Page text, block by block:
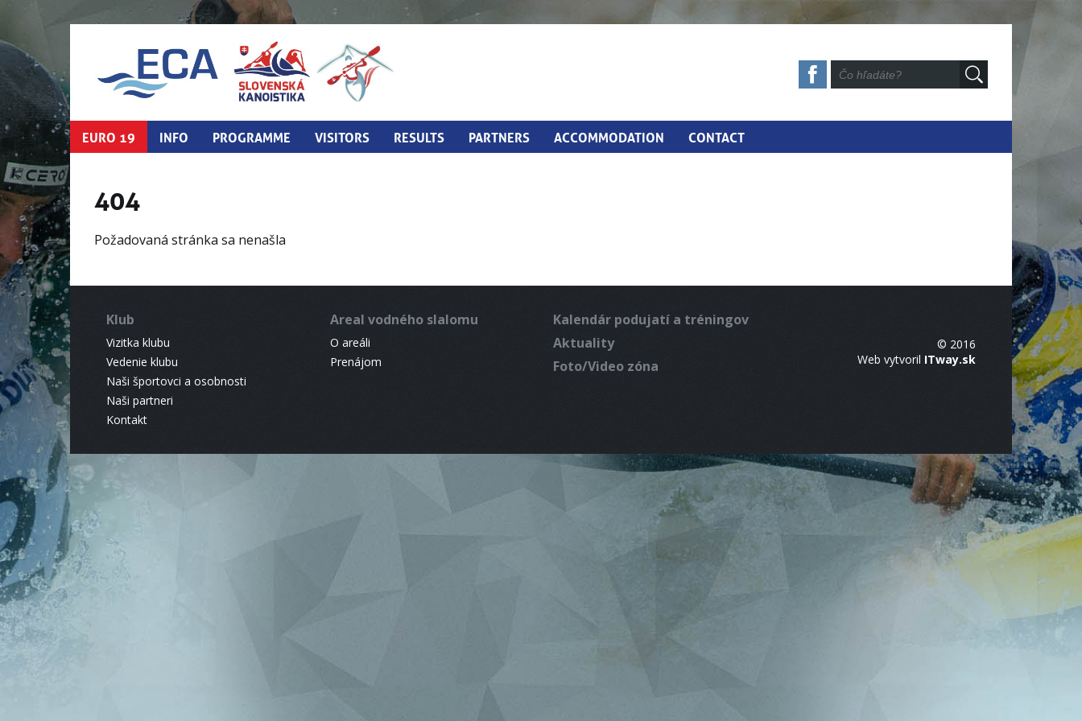
EURO 19 INFO PROGRAMME VISITORS RESULTS PARTNERS ACCOMMODATION CONTACT
404
Požadovaná stránka sa nenašla
Klub
Vizitka klubu
Vedenie klubu
Naši športovci a osobnosti
Naši partneri
Kontakt
Areal vodného slalomu
O areáli
Prenájom
Kalendár podujatí a tréningov
Aktuality
Foto/Video zóna
© 2016
Web vytvoril ITway.sk